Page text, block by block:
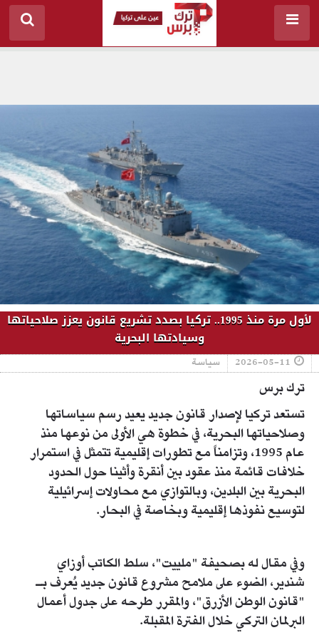
لأول مرة منذ 1995.. تركيا بصدد تشريع قانون يعزز صلاحياتها
وسيادتها البحرية
2026-05-11 سياسة
ترك برس
تستعد تركيا لإصدار قانون جديد يعيد رسم سياساتها
وصلاحياتها البحرية، في خطوة هي الأولى من نوعها منذ
عام 1995، وتزامناً مع تطورات إقليمية تتمثل في استمرار
خلافات قائمة منذ عقود بين أنقرة وأثينا حول الحدود
البحرية بين البلدين، وبالتوازي مع محاولات إسرائيلية
لتوسيع نفوذها إقليمية وبخاصة في البحار.
وفي مقال له بصحيفة "ملييت"، سلط الكاتب أوزاي
شندير، الضوء على ملامح مشروع قانون جديد يُعرف بـ
"قانون الوطن الأزرق"، والمقرر طرحه على جدول أعمال
البرلمان التركي خلال الفترة المقبلة.